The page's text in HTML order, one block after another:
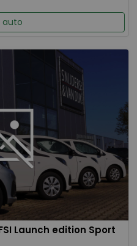
auto
Launch edition Sport